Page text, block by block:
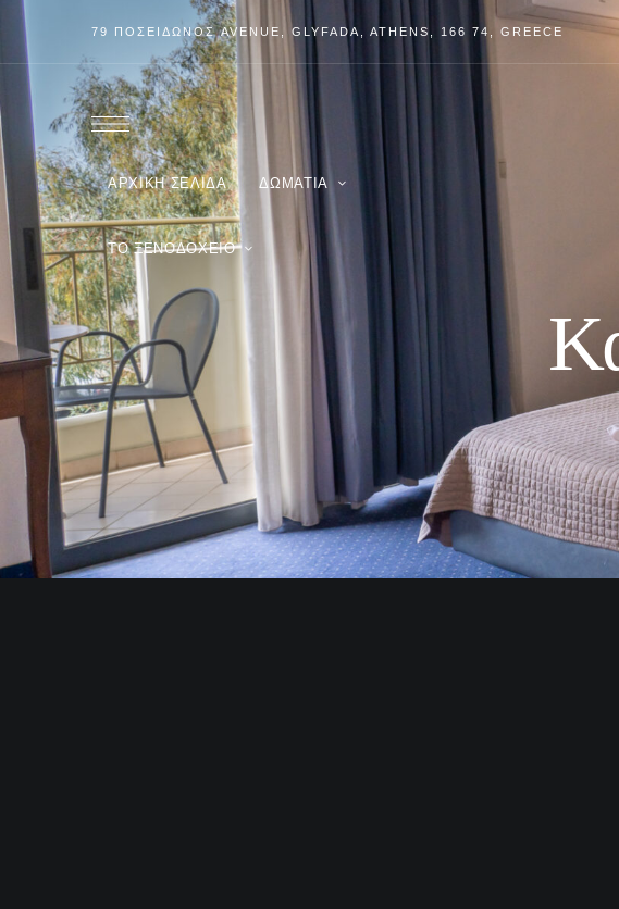
79 ΠΟΣΕΙΔΩΝΟΣAVENUE , GLYFADA, ATHENS, 166 74, GREECE
ΑΡΧΙΚΉ ΣΕΛΊΔΑ ΔΩΜΆΤΙΑ
ΤΟ ΞΕΝΟΔΟΧΕΊΟ